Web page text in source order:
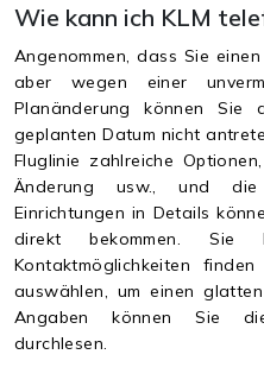
Wie kann ich KLM
Angenommen, dass Sie
aber wegen einer
Planänderung können Sie
geplanten Datum nicht
Fluglinie zahlreiche
Änderung usw., und
Einrichtungen in Details
direkt bekommen.
Kontaktmöglichkeiten
auswählen, um einen
Angaben können Sie
durchlesen.